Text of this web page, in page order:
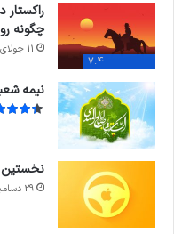
7.4
چگونه
11 جولای 2021
نیمه
نخستین
29 دسامبر 2021